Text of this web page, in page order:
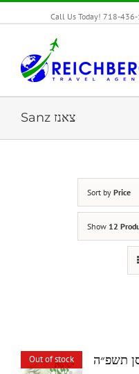
Call Us Today! 718-
Sanz צאנז
Sort by Price
Show 12
Out of stock תשפ״ה